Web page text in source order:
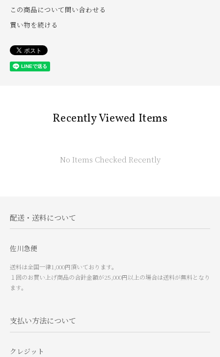
この商品について問い合わせる
買い物を続ける
Recently Viewed Items
No Items Checked Recently
配送・送料について
佐川急便
送料は全国一律1,000円頂いております。
１回のお買い上げ商品の合計金額が25,000円以上の場合は送料が無料となり
ます。
支払い方法について
クレジット